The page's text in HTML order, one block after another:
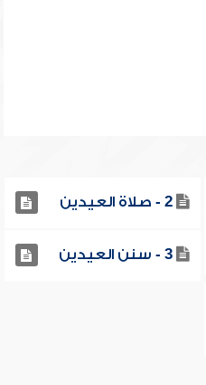
2 - صلاة العيدين
3 - سنن العيدين